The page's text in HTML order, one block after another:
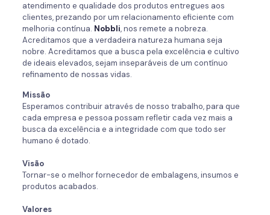
atendimento e qualidade dos produtos entregues aos
clientes, prezando por um relacionamento eficiente com
melhoria contínua. Nobbli, nos remete a nobreza.
Acreditamos que a verdadeira natureza humana seja
nobre. Acreditamos que a busca pela excelência e cultivo
de ideais elevados, sejam inseparáveis de um contínuo
refinamento de nossas vidas.
Missão
Esperamos contribuir através de nosso trabalho, para que
cada empresa e pessoa possam refletir cada vez mais a
busca da excelência e a integridade com que todo ser
humano é dotado.
Visão
Tornar-se o melhor fornecedor de embalagens, insumos e
produtos acabados.
Valores